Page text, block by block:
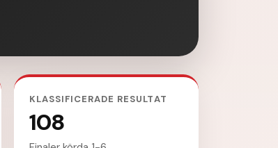
KLASSIFICERADE RESULTAT
108